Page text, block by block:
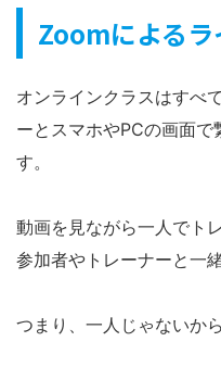
Zoomによる
オンラインクラスはすべ
ーとスマホやPCの画面
す。
動画を見ながら一人でト
参加者やトレーナーと一
つまり、一人じゃないか